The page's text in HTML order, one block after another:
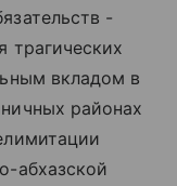
-
трагических
вкладом в
районах
абхазской